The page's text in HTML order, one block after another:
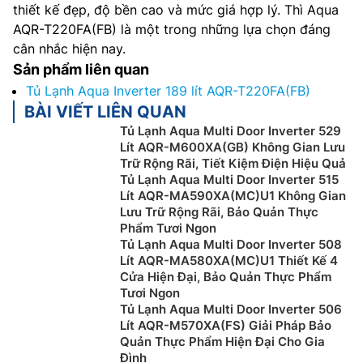
thiết kế đẹp, độ bền cao và mức giá hợp lý. Thì Aqua
AQR-T220FA(FB) là một trong những lựa chọn đáng
cân nhắc hiện nay.
Sản phẩm liên quan
Tủ Lạnh Aqua Inverter 189 lít AQR-T220FA(FB)
BÀI VIẾT LIÊN QUAN
Tủ Lạnh Aqua Multi Door Inverter 529
Lít AQR-M600XA(GB) Không Gian Lưu
Trữ Rộng Rãi, Tiết Kiệm Điện Hiệu Quả
Tủ Lạnh Aqua Multi Door Inverter 515
Lít AQR-MA590XA(MC)U1 Không Gian
Lưu Trữ Rộng Rãi, Bảo Quản Thực
Phẩm Tươi Ngon
Tủ Lạnh Aqua Multi Door Inverter 508
Lít AQR-MA580XA(MC)U1 Thiết Kế 4
Cửa Hiện Đại, Bảo Quản Thực Phẩm
Tươi Ngon
Tủ Lạnh Aqua Multi Door Inverter 506
Lít AQR-M570XA(FS) Giải Pháp Bảo
Quản Thực Phẩm Hiện Đại Cho Gia
Đình